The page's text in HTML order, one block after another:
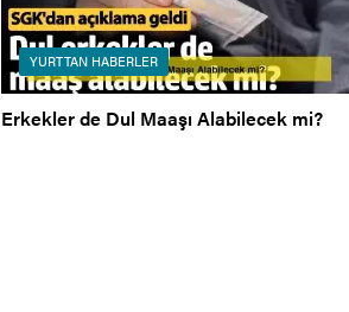
YURTTAN HABERLER
Erkekler de Dul Maaşı Alabilecek mi?